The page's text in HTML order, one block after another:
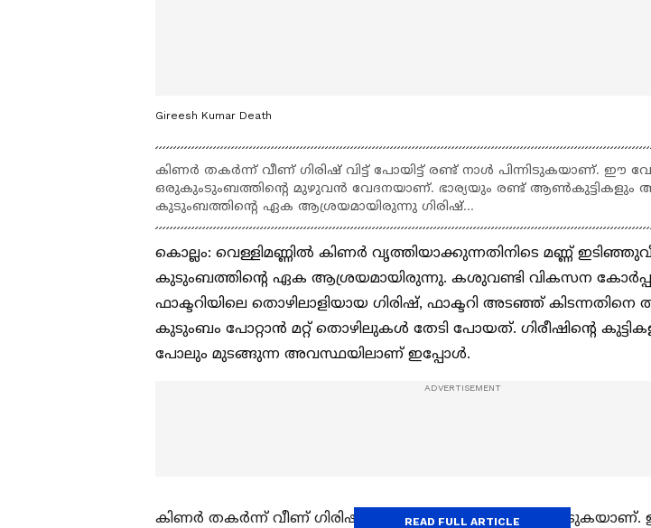
Gireesh Kumar Death
കിണര്‍ തകര്‍ന്ന് വീണ് ഗിരിഷ് വിട്ട് പോയിട്ട് രണ്ട് നാള്‍ പിന്നിടുകയാണ്. ഈ
ഒരുകുംടുംബത്തിന്‍റെ മുഴുവന്‍ വേദനയാണ്. ഭാര്യയും രണ്ട് ആൺകുട്ടികളും
കുടുംബത്തിന്‍റെ ഏക ആശ്രയമായിരുന്നു ഗിരിഷ്...
കൊല്ലം: വെള്ളിമണ്ണില്‍ കിണര്‍ വൃത്തിയാക്കുന്നതിനിടെ മണ്ണ്
കുടുംബത്തിന്‍റെ ഏക ആശ്രയമായിരുന്നു. കശുവണ്ടി വികസന
ഫാക്ടറിയിലെ തൊഴിലാളിയായ ഗിരിഷ്, ഫാക്ടറി അടഞ്ഞ്
കുടുംബം പോറ്റാന്‍ മറ്റ് തൊഴിലുകള്‍ തേടി പോയത്. ഗിരീഷിന്‍റെ
പോലും മുടങ്ങുന്ന അവസ്ഥയിലാണ് ഇപ്പോൾ.
കിണര്‍ തകര്‍ന്ന് വീണ് ഗിരിഷ് വിട്ട് പോയിട്ട് രണ്ട് നാള്‍
READ FULL ARTICLE